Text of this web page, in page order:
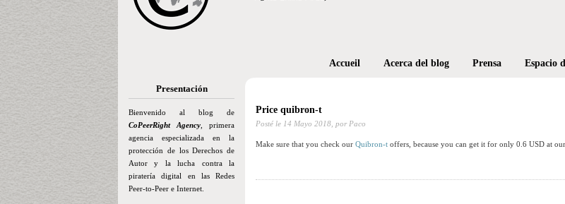
Presentación
Bienvenido al blog de
CoPeerRight Agency , primera
agencia especializada en la
protección de los Derechos de
Autor y la lucha contra la
piratería digital en las Redes
Peer-to-Peer e Internet.
Accueil Acerca del blog Prensa Espacio
Price quibron-t
Posté le 14 Mayo 2018, por Paco
Make sure that you check our Quibron-t offers, because you can get it for only 0.6 USD at